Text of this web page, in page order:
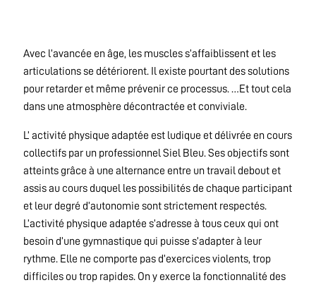
Avec l’avancée en âge, les muscles s’affaiblissent et les
articulations se détériorent. Il existe pourtant des solutions
pour retarder et même prévenir ce processus. …Et tout cela
dans une atmosphère décontractée et conviviale.
L’ activité physique adaptée est ludique et délivrée en cours
collectifs par un professionnel Siel Bleu. Ses objectifs sont
atteints grâce à une alternance entre un travail debout et
assis au cours duquel les possibilités de chaque participant
et leur degré d’autonomie sont strictement respectés.
L’activité physique adaptée s’adresse à tous ceux qui ont
besoin d’une gymnastique qui puisse s’adapter à leur
rythme. Elle ne comporte pas d’exercices violents, trop
difficiles ou trop rapides. On y exerce la fonctionnalité des